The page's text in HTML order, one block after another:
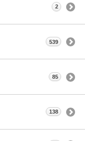
2
539
85
138